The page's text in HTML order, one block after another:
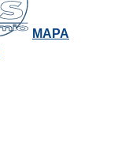
MAPA